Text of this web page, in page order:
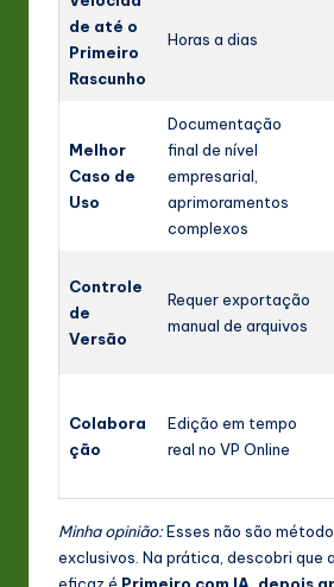
de até o
Primeiro
Rascunho
Horas a dias
Melhor
Caso de
Uso
Documentação
final de nível
empresarial,
aprimoramentos
complexos
Controle
de
Versão
Requer exportação
manual de arquivos
Colabora
ção
Edição em tempo
real no VP Online
Minha opinião:Esses não são
exclusivos. Na prática, descobri que